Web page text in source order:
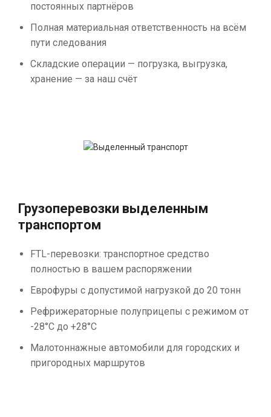
постоянных партнёров
Полная материальная ответственность на всём
пути следования
Складские операции — погрузка, выгрузка,
хранение — за наш счёт
Грузоперевозки выделенным
транспортом
FTL-перевозки: транспортное средство
полностью в вашем распоряжении
Еврофуры с допустимой нагрузкой до 20 тонн
Рефрижераторные полуприцепы с режимом от
-28°С до +28°С
Малотоннажные автомобили для городских и
пригородных маршрутов